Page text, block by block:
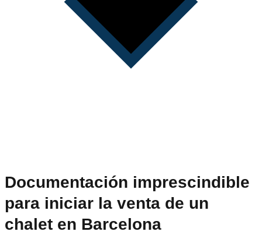
Documentación imprescindible
para iniciar la venta de un
chalet en Barcelona